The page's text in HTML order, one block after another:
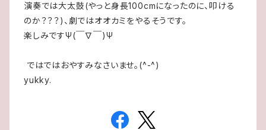
演奏では大太鼓(やっと身長100cmになったのに、叩ける
のか？？？)、劇ではオオカミをやるそうです。
楽しみですΨ(￣∇￣)Ψ
ではではおやすみなさいませ。(^-^)
yukky.